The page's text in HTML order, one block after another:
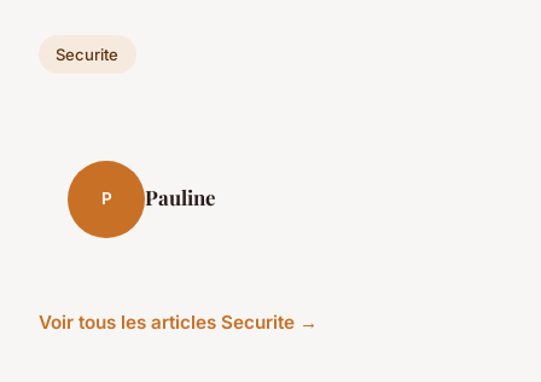
Securite
P Pauline
Voir tous les articles Securite →